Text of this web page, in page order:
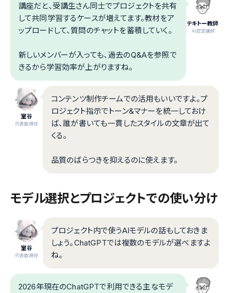
テキトー教師
.AI認定講師
講座だと、受講生さん同士でプロジェクトを共有
して共同学習するケースが増えてます。教材をア
ップロードして、質問のチャットを蓄積していく。
新しいメンバーが入っても、過去のQ&Aを参照で
きるから学習効率が上がりますね。
室谷
代表取締役
コンテンツ制作チームでの活用もいいですよ。プ
ロジェクト指示でトーン&マナーを統一しておけ
ば、誰が書いても一貫したスタイルの文章が出て
くる。
品質のばらつきを抑えるのに使えます。
モデル選択とプロジェクトでの使い分け
室谷
代表取締役
プロジェクト内で使うAIモデルの話もしておきま
しょう。ChatGPTでは複数のモデルが選べますよ
ね。
2026年現在のChatGPTで利用できる主なモデ